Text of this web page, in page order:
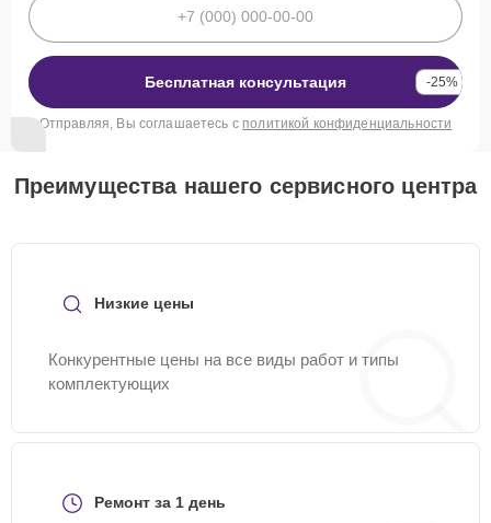
Бесплатная консультация -25%
Отправляя, Вы соглашаетесь с политикой конфиденциальности
Преимущества нашего сервисного центра
Низкие цены
Конкурентные цены на все виды работ и типы
комплектующих
Ремонт за 1 день